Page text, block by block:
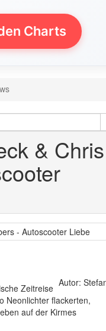
Charts
& Chris
Autor:
Zeitreise
Neonlichter flackerten,
auf der Kirmes